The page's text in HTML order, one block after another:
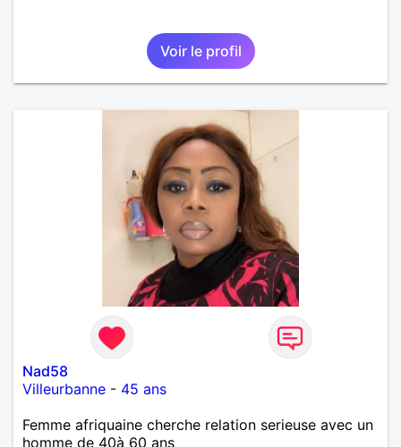
Voir le profil
Nad58
Villeurbanne - 45 ans
Femme afriquaine cherche relation serieuse avec un
homme de 40à 60 ans